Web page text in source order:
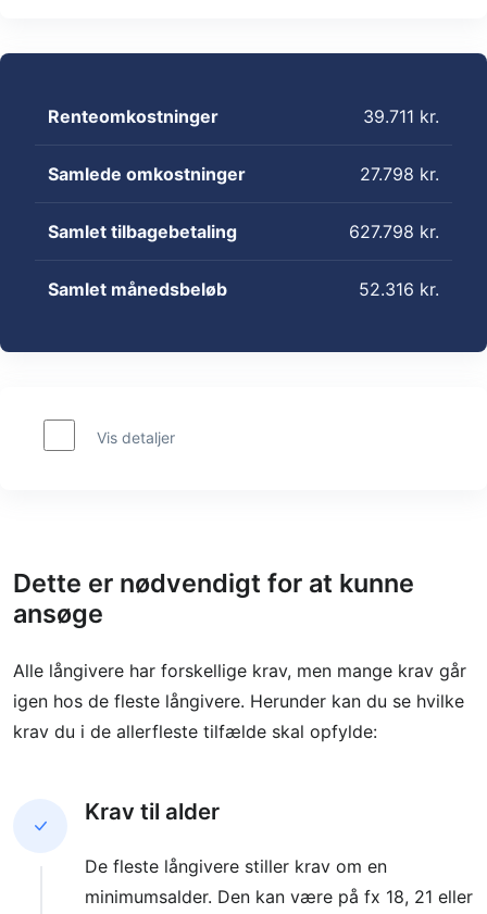
Renteomkostninger 39.711 kr.
Samlede omkostninger 27.798 kr.
Samlet tilbagebetaling 627.798 kr.
Samlet månedsbeløb 52.316 kr.
Vis detaljer
Dette er nødvendigt for at kunne
ansøge
Alle långivere har forskellige krav, men mange krav går
igen hos de fleste långivere. Herunder kan du se hvilke
krav du i de allerfleste tilfælde skal opfylde:
Krav til alder
De fleste långivere stiller krav om en
minimumsalder. Den kan være på fx 18, 21 eller